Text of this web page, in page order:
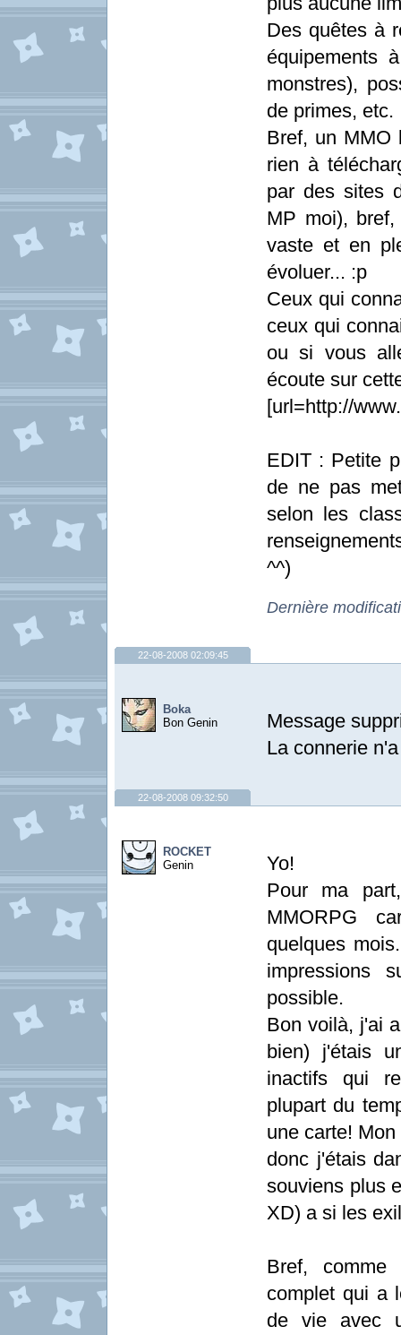
Des quêtes à
équipements
monstres),
de primes, etc.
Bref, un MMO
rien à
par des sites
MP moi),
vaste et en
évoluer... :p
Ceux qui
ceux qui
ou si vous
écoute sur
[url=http://
EDIT : Petite
de ne pas
selon les
^^)
Dernière
22-08-2008 02:09:45
Boka
Bon Genin
Message
La connerie
22-08-2008 09:32:50
ROCKET
Genin
Yo!
Pour ma
MMORPG
quelques
impressions
possible.
Bon voilà, j'ai
bien) j'étais
inactifs qui
plupart du
une carte!
donc j'étais
souviens plus
XD) a si les
Bref,
complet qui a
de vie avec